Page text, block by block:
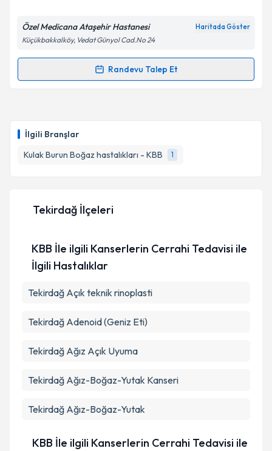
İlgili Branşlar
Kulak Burun Boğaz hastalıkları - KBB
1
Kişisel verilerimin işlenmesine ilişkin
Metni'ni okudum ve kişisel verilerimin belirtilen
Özel Medicana Ataşehir Hastanesi Haritada Göster
Küçükbakkalköy, Vedat Günyol Cad.No 24
Randevu Talep Et
Randevu Takvimi Talebi
takvim hazırlandığında e-posta ile bilgilendireceğiz.
kapsamda işlenmesini kabul ediyorum.
Takvim Talebini Gönder
Tekirdağ İlçeleri
KBB İle ilgili Kanserlerin Cerrahi Tedavisi ile
İlgili Hastalıklar
Tekirdağ Açık teknik rinoplasti
Tekirdağ Adenoid (Geniz Eti)
Tekirdağ Ağız Açık Uyuma
Tekirdağ Ağız-Boğaz-Yutak Kanseri
Tekirdağ Ağız-Boğaz-Yutak
KBB İle ilgili Kanserlerin Cerrahi Tedavisi ile